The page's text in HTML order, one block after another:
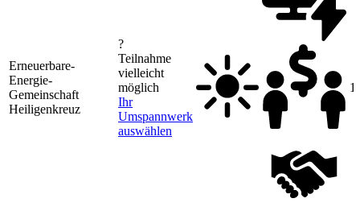
Erneuerbare-
Energie-
Gemeinschaft
Heiligenkreuz
?
Teilnahme
vielleicht
möglich
Ihr
Umspannwerk
auswählen